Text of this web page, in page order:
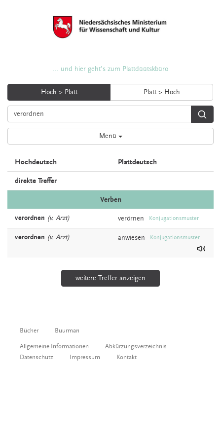
... und hier geht's zum Plattdüütskbüro
Hoch > Platt Platt > Hoch
Menü
Hochdeutsch Plattdeutsch
direkte Treffer
Verben
verordnen (v. Arzt) verörnen Konjugationsmuster
verordnen (v. Arzt) anwiesen Konjugationsmuster
weitere Treffer anzeigen
Bücher Buurman
Allgemeine Informationen
Abkürzungsverzeichnis
Datenschutz
Impressum Kontakt